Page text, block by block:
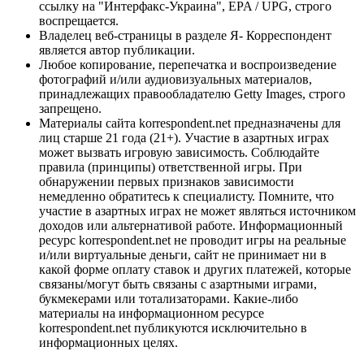
ссылку на "Интерфакс-Украина", EPA / UPG, строго
воспрещается.
Владелец веб-страницы в разделе Я- Корреспондент
является автор публикации.
Любое копирование, перепечатка и воспроизведение
фотографий и/или аудиовизуальных материалов,
принадлежащих правообладателю Getty Images, строго
запрещено.
Материалы сайта korrespondent.net предназначены для
лиц старше 21 года (21+). Участие в азартных играх
может вызвать игровую зависимость. Соблюдайте
правила (принципы) ответственной игры. При
обнаружении первых признаков зависимости
немедленно обратитесь к специалисту. Помните, что
участие в азартных играх не может являться источником
доходов или альтернативой работе. Информационный
ресурс korrespondent.net не проводит игры на реальные
и/или виртуальные деньги, сайт не принимает ни в
какой форме оплату ставок и других платежей, которые
связаны/могут быть связаны с азартными играми,
букмекерами или тотализаторами. Какие-либо
материалы на информационном ресурсе
korrespondent.net публикуются исключительно в
информационных целях.